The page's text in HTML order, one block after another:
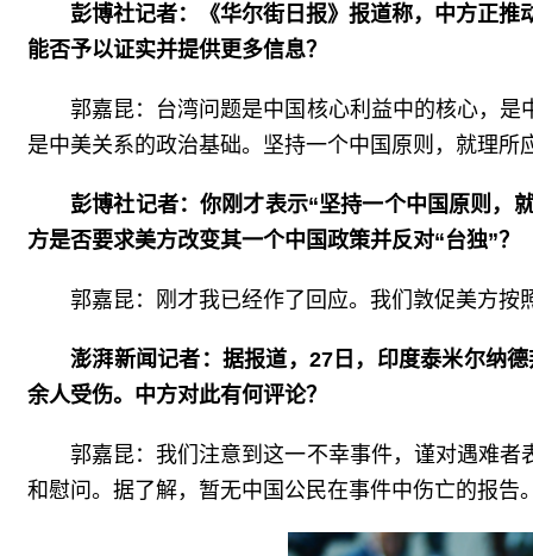
彭博社记者：《华尔街日报》报道称，中方正推
能否予以证实并提供更多信息？
郭嘉昆：台湾问题是中国核心利益中的核心，
是中美关系的政治基础。坚持一个中国原则，就理所
彭博社记者：你刚才表示“坚持一个中国原则，
方是否要求美方改变其一个中国政策并反对“台独”？
郭嘉昆：刚才我已经作了回应。我们敦促美方
澎湃新闻记者：据报道，27日，印度泰米尔纳
余人受伤。中方对此有何评论？
郭嘉昆：我们注意到这一不幸事件，谨对遇难
和慰问。据了解，暂无中国公民在事件中伤亡的报告